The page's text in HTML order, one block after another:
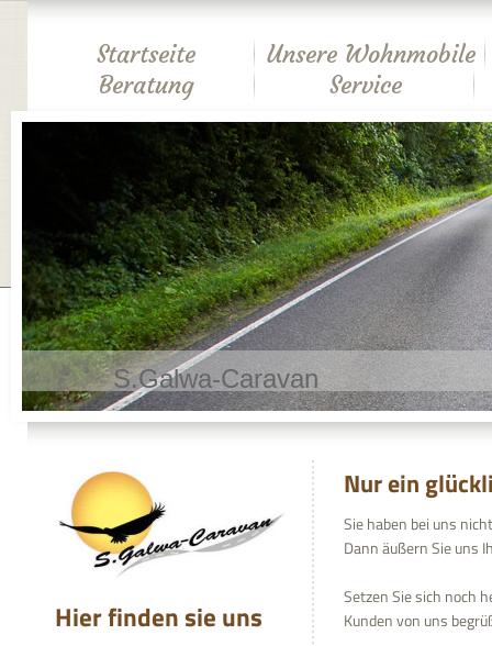
Startseite
Unsere Wohnmobile
Beratung
Service
S.Galwa-Caravan
Hier finden sie uns
Nur ein
Sie haben bei uns
Dann äußern Sie uns
Setzen Sie sich noch
Kunden von uns